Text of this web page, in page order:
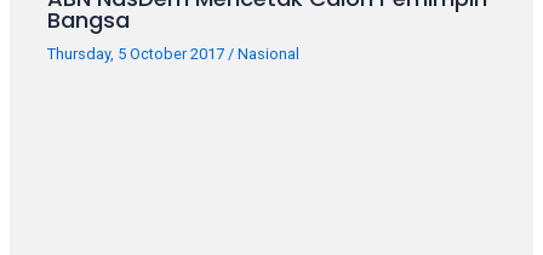
Bangsa
Thursday, 5 October 2017 /Nasional